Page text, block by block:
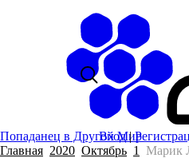
Попаданец в Другой Мир
Вход|
Главная 2020 Октябрь 1 Марик